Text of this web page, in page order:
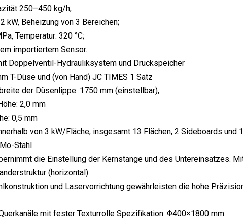
250–450 kg/h;
kW, Beheizung von 3 Bereichen;
Temperatur: 320 °C;
importiertem Sensor.
Doppelventil-Hydrauliksystem und Druckspeicher
T-Düse und (von Hand) JC TIMES 1 Satz
der Düsenlippe: 1750 mm (einstellbar),
2,0 mm
0,5 mm
von 3 kW/Fläche, insgesamt 13 Flächen, 2 Sideboards und
Stahl
die Einstellung der Kernstange und des Untereinsatzes.
(horizontal)
und Laservorrichtung gewährleisten die hohe
mit fester Texturrolle Spezifikation: Φ400×1800 mm